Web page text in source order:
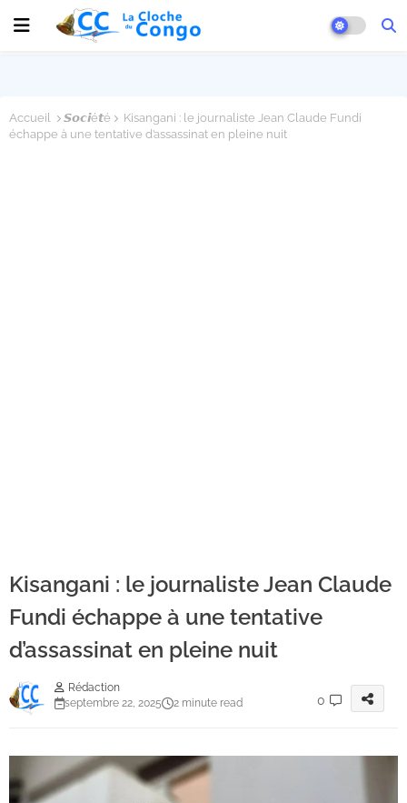
Accueil 𝙎𝙤𝙘𝙞é𝙩é
Kisangani : le journaliste Jean Claude Fundi
échappe à une tentative d’assassinat en pleine nuit
Kisangani : le journaliste Jean Claude
Fundi échappe à une tentative
d’assassinat en pleine nuit
Rédaction
septembre 22, 2025
2 minute read 0